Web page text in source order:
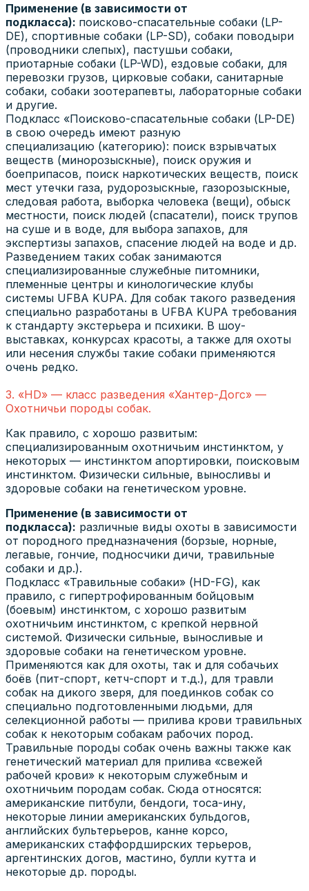
Применение (в зависимости от
подкласса): поисково-спасательные собаки (LP-
DE), спортивные собаки (LP-SD), собаки поводыри
(проводники слепых), пастушьи собаки,
приотарные собаки (LP-WD), ездовые собаки, для
перевозки грузов, цирковые собаки, санитарные
собаки, собаки зоотерапевты, лабораторные собаки
и другие.
Подкласс «Поисково-спасательные собаки (LP-DE)
в свою очередь имеют разную
специализацию (категорию): поиск взрывчатых
веществ (минорозыскные), поиск оружия и
боеприпасов, поиск наркотических веществ, поиск
мест утечки газа, рудорозыскные, газорозыскные,
следовая работа, выборка человека (вещи), обыск
местности, поиск людей (спасатели), поиск трупов
на суше и в воде, для выбора запахов, для
экспертизы запахов, спасение людей на воде и др.
Разведением таких собак занимаются
специализированные служебные питомники,
племенные центры и кинологические клубы
системы UFBA KUPA. Для собак такого разведения
специально разработаны в UFBA KUPA требования
к стандарту экстерьера и психики. В шоу-
выставках, конкурсах красоты, а также для охоты
или несения службы такие собаки применяются
очень редко.
3. «HD» — класс разведения «Хантер-Догс» —
Охотничьи породы собак.
Как правило, с хорошо развитым:
специализированным охотничьим инстинктом, у
некоторых — инстинктом апортировки, поисковым
инстинктом. Физически сильные, выносливы и
здоровые собаки на генетическом уровне.
Применение (в зависимости от
подкласса): различные виды охоты в зависимости
от породного предназначения (борзые, норные,
легавые, гончие, подносчики дичи, травильные
собаки и др.).
Подкласс «Травильные собаки» (HD-FG), как
правило, с гипертрофированным бойцовым
(боевым) инстинктом, с хорошо развитым
охотничьим инстинктом, с крепкой нервной
системой. Физически сильные, выносливые и
здоровые собаки на генетическом уровне.
Применяются как для охоты, так и для собачьих
боёв (пит-спорт, кетч-спорт и т.д.), для травли
собак на дикого зверя, для поединков собак со
специально подготовленными людьми, для
селекционной работы — прилива крови травильных
собак к некоторым собакам рабочих пород.
Травильные породы собак очень важны также как
генетический материал для прилива «свежей
рабочей крови» к некоторым служебным и
охотничьим породам собак. Сюда относятся:
американские питбули, бендоги, тоса-ину,
некоторые линии американских бульдогов,
английских бультерьеров, канне корсо,
американских стаффордширских терьеров,
аргентинских догов, мастино, булли кутта и
некоторые др. породы.